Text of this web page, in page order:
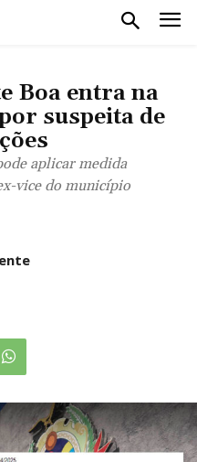
Boa entra na
suspeita de
aplicar medida
vice do município